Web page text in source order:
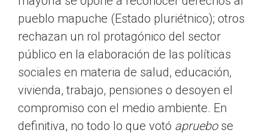
pueblo mapuche (Estado pluriétnico); otros
rechazan un rol protagónico del sector
público en la elaboración de las políticas
sociales en materia de salud, educación,
vivienda, trabajo, pensiones o desoyen el
compromiso con el medio ambiente. En
definitiva, no todo lo que votó apruebo se